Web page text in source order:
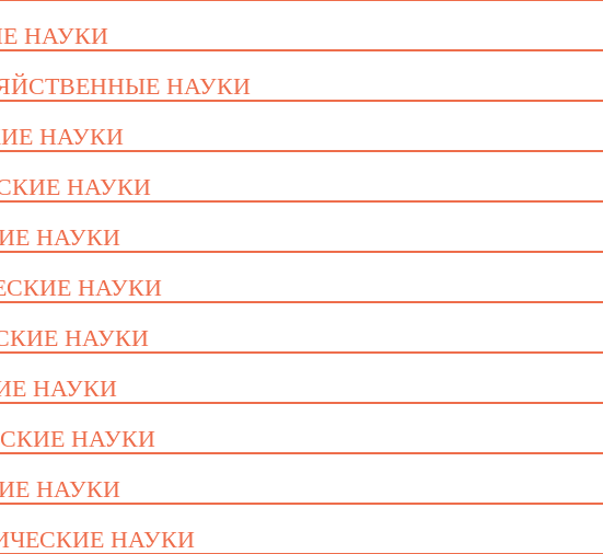
НАУКИ
НАУКИ
НАУКИ
НАУКИ
НАУКИ
НАУКИ
НАУКИ
НАУКИ
НАУКИ
НАУКИ
НАУКИ